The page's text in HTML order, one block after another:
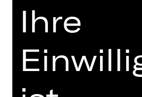
Kartenkauf
Abos 26/27
Presse
Kontakt
Ihre